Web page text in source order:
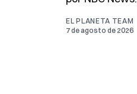
EL PLANETA TEAM
7 de agosto de 2026